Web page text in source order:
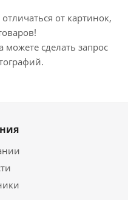
от картинок,
сделать запрос